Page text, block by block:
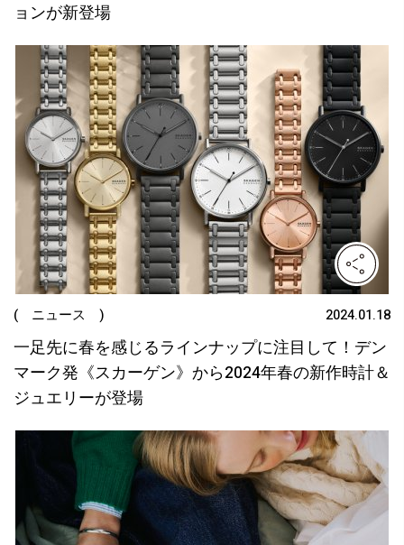
ョンが新登場
( ニュース ) 2024.01.18
一足先に春を感じるラインナップに注目して！デン
マーク発《スカーゲン》から2024年春の新作時計＆
ジュエリーが登場